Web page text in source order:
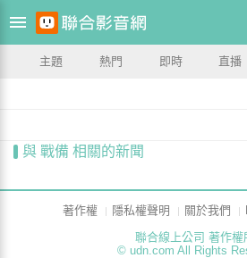
主題 熱門 即時 直播
與 戰備 相關的新聞
著作權 隱私權聲明 關於我們
聯合線上公司 著作權
© udn.com All Rights